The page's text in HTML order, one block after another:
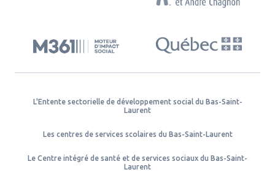
L'Entente sectorielle de développement social du Bas-Saint-
Laurent
Les centres de services scolaires du Bas-Saint-Laurent
Le Centre intégré de santé et de services sociaux du Bas-Saint-
Laurent